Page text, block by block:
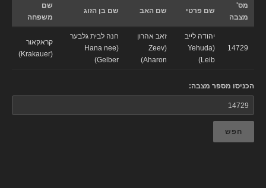
מס'
מצבה
שם פרטי שם האב שם בן הזוג
שם
משפחה
14729
יהודה לייב
(Yehuda
Leib)
זאב אהרון
(Zeev
Aharon)
חנה לבית גלבער
(Hana nee
Gelber)
קראקאור
(Krakauer)
הכניסו מספר מצבה:
חפש